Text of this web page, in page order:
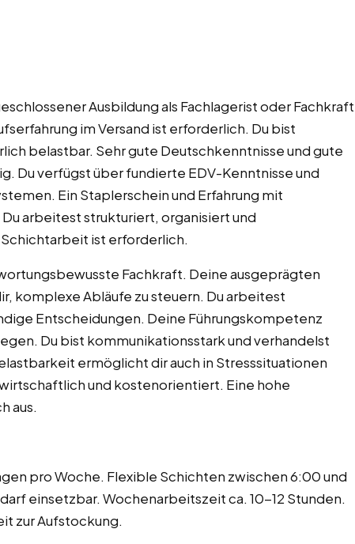
Ausbildung als Fachlagerist oder Fachkraft
im Versand ist erforderlich. Du bist
belastbar. Sehr gute Deutschkenntnisse und gute
Du verfügst über fundierte EDV-Kenntnisse und
Ein Staplerschein und Erfahrung mit
arbeitest strukturiert, organisiert und
ist erforderlich.
Fachkraft. Deine ausgeprägten
komplexe Abläufe zu steuern. Du arbeitest
Entscheidungen. Deine Führungskompetenz
Du bist kommunikationsstark und verhandelst
ermöglicht dir auch in Stresssituationen
und kostenorientiert. Eine hohe
aus.
pro Woche. Flexible Schichten zwischen 6:00 und
einsetzbar. Wochenarbeitszeit ca. 10-12 Stunden.
zur Aufstockung.